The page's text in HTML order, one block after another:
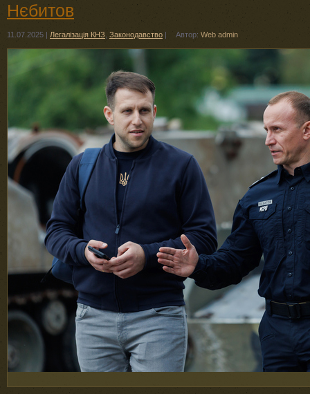
Нєбитов
11.07.2025 | Легалізація КНЗ Законодавство | Автор: Web admin